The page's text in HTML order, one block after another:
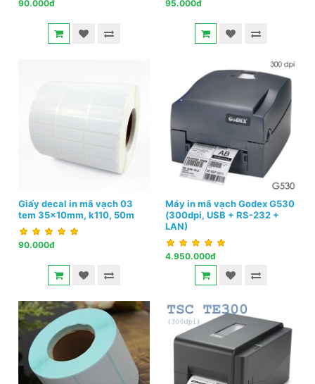
90.000đ 95.000đ
Giấy decal in mã vạch 03
tem 35x10mm, k110, 50m
90.000đ
Máy in mã vạch Godex G530
(300dpi, USB + RS-232 +
LAN)
4.950.000đ